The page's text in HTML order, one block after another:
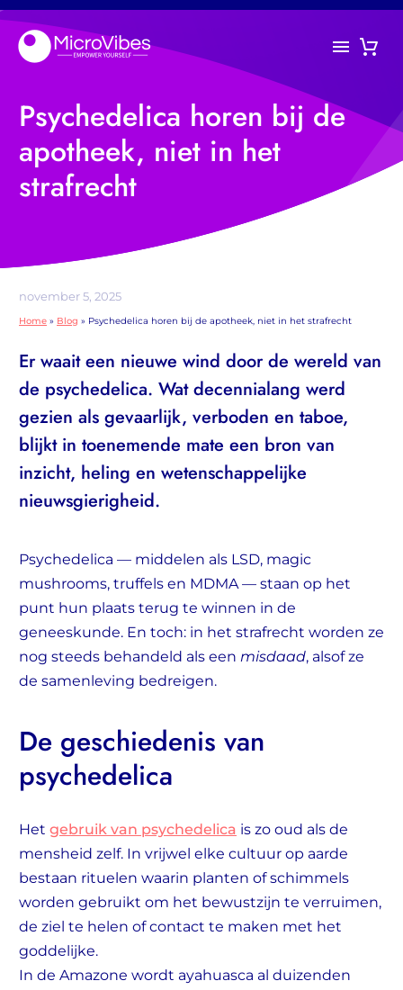
Psychedelica horen bij de
apotheek, niet in het
strafrecht
november 5, 2025
Home » Blog » Psychedelica horen bij de apotheek, niet in het strafrecht
Er waait een nieuwe wind door de wereld van
de psychedelica. Wat decennialang werd
gezien als gevaarlijk, verboden en taboe,
blijkt in toenemende mate een bron van
inzicht, heling en wetenschappelijke
nieuwsgierigheid.
Psychedelica — middelen als LSD, magic
mushrooms, truffels en MDMA — staan op het
punt hun plaats terug te winnen in de
geneeskunde. En toch: in het strafrecht worden ze
nog steeds behandeld als een misdaad, alsof ze
de samenleving bedreigen.
De geschiedenis van
psychedelica
Het gebruik van psychedelica is zo oud als de
mensheid zelf. In vrijwel elke cultuur op aarde
bestaan rituelen waarin planten of schimmels
worden gebruikt om het bewustzijn te verruimen,
de ziel te helen of contact te maken met het
goddelijke.
In de Amazone wordt ayahuasca al duizenden